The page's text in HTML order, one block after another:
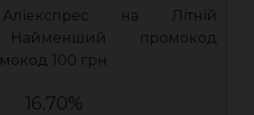
на Літній
Найменший промокод
100 грн
16.70%